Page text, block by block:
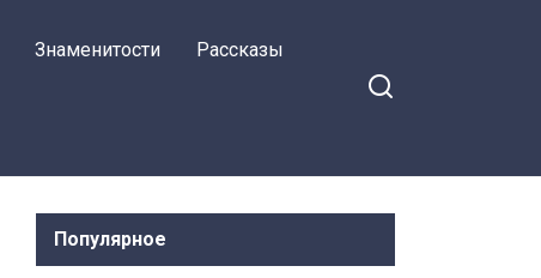
Знаменитости Рассказы
Популярное
балласт